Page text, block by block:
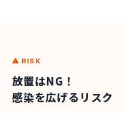
⚠ RISK
放置はNG！
感染を広げるリスク